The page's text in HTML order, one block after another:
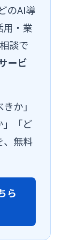
のAI導
用・業
談で
ービ
か」
」「ど
、無料
ら